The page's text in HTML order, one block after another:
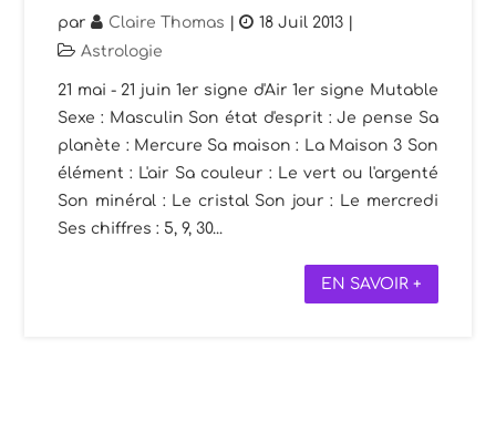
par Claire Thomas | 18 Juil 2013
Astrologie
21 mai - 21 juin 1er signe d'Air 1er signe Mutable
Sexe : Masculin Son état d'esprit : Je pense Sa
planète : Mercure Sa maison : La Maison 3 Son
élément : L'air Sa couleur : Le vert ou l'argenté
Son minéral : Le cristal Son jour : Le mercredi
Ses chiffres : 5, 9, 30...
EN SAVOIR +